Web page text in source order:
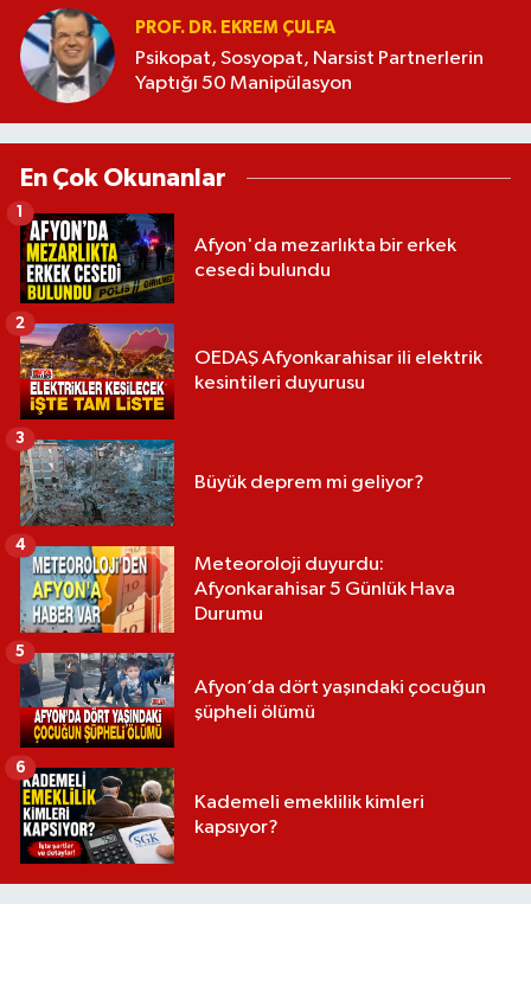
PROF. DR. EKREM ÇULFA
Psikopat, Sosyopat, Narsist Partnerlerin
Yaptığı 50 Manipülasyon
En Çok Okunanlar
Afyon'da mezarlıkta bir erkek
cesedi bulundu
1
OEDAŞ Afyonkarahisar ili elektrik
kesintileri duyurusu
2
Büyük deprem mi geliyor?
3
Meteoroloji duyurdu:
Afyonkarahisar 5 Günlük Hava
Durumu
4
Afyon’da dört yaşındaki çocuğun
şüpheli ölümü
5
Kademeli emeklilik kimleri
kapsıyor?
6